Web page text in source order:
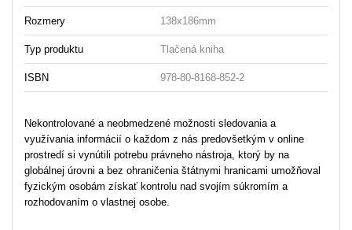
Rozmery 138x186mm
Typ produktu Tlačená kniha
ISBN 978-80-8168-852-2
Nekontrolované a neobmedzené možnosti sledovania a
využívania informácií o každom z nás predovšetkým v online
prostredí si vynútili potrebu právneho nástroja, ktorý by na
globálnej úrovni a bez ohraničenia štátnymi hranicami umožňoval
fyzickým osobám získať kontrolu nad svojím súkromím a
rozhodovaním o vlastnej osobe.